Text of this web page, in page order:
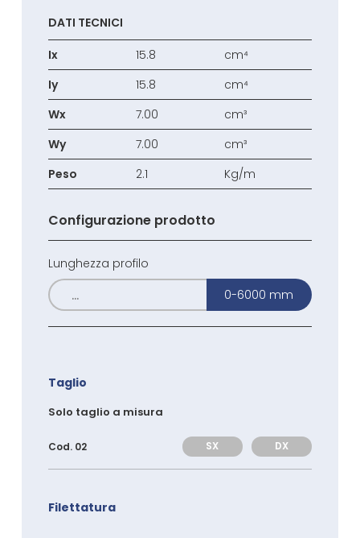
DATI TECNICI
Ix
15.8
cm⁴
Iy
15.8
cm⁴
Wx
7.00
cm³
Wy
7.00
cm³
Peso
2.1 Kg/m
Configurazione prodotto
Lunghezza profilo
0-6000 mm
Taglio
Solo taglio a misura
Cod. 02 SX DX
Filettatura